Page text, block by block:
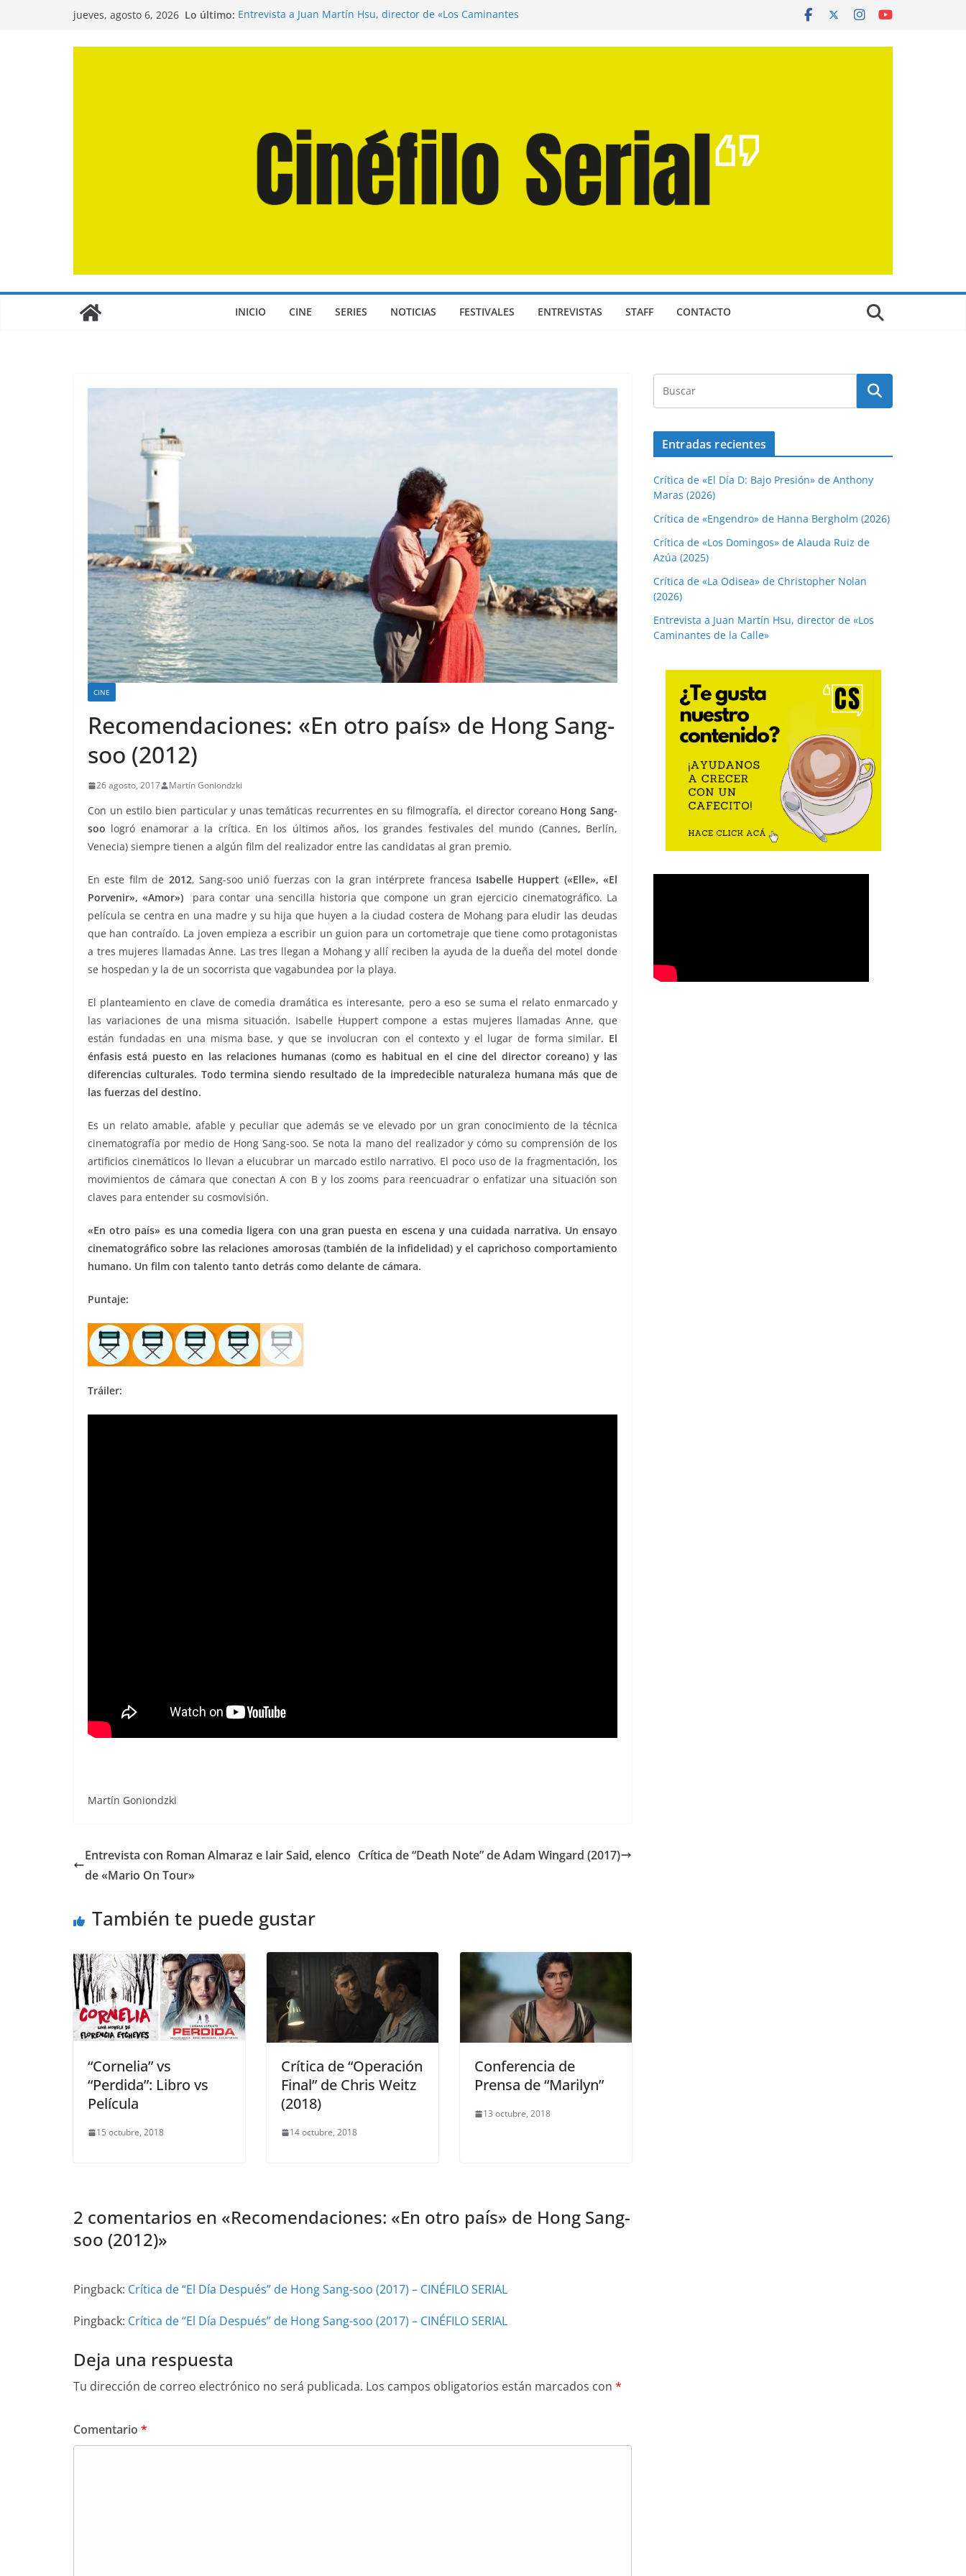
jueves, agosto 6, 2026 Lo último: Entrevista a Juan Martín Hsu, director de «Los Caminantes
INICIO CINE SERIES NOTICIAS FESTIVALES ENTREVISTAS STAFF CONTACTO
CINE
Recomendaciones: «En otro país» de Hong Sang-
soo (2012)
26 agosto, 2017 Martín Goniondzki
Con un estilo bien particular y unas temáticas recurrentes en su filmografía, el director coreanoHong Sang-
soo logró enamorar a la crítica. En los últimos años, los grandes festivales del mundo (Cannes, Berlín,
Venecia) siempre tienen a algún film del realizador entre las candidatas al gran premio.
En este film de 2012, Sang-soo unió fuerzas con la gran intérprete francesa Isabelle Huppert («Elle», «El
Porvenir», «Amor») para contar una sencilla historia que compone un gran ejercicio cinematográfico. La
película se centra en una madre y su hija que huyen a la ciudad costera de Mohang para eludir las deudas
que han contraído. La joven empieza a escribir un guion para un cortometraje que tiene como protagonistas
a tres mujeres llamadas Anne. Las tres llegan a Mohang y allí reciben la ayuda de la dueña del motel donde
se hospedan y la de un socorrista que vagabundea por la playa.
El planteamiento en clave de comedia dramática es interesante, pero a eso se suma el relato enmarcado y
las variaciones de una misma situación. Isabelle Huppert compone a estas mujeres llamadas Anne, que
están fundadas en una misma base, y que se involucran con el contexto y el lugar de forma similar. El
énfasis está puesto en las relaciones humanas (como es habitual en el cine del director coreano) y las
diferencias culturales. Todo termina siendo resultado de la impredecible naturaleza humana más que de
las fuerzas del destino.
Es un relato amable, afable y peculiar que además se ve elevado por un gran conocimiento de la técnica
cinematografía por medio de Hong Sang-soo. Se nota la mano del realizador y cómo su comprensión de los
artificios cinemáticos lo llevan a elucubrar un marcado estilo narrativo. El poco uso de la fragmentación, los
movimientos de cámara que conectan A con B y los zooms para reencuadrar o enfatizar una situación son
claves para entender su cosmovisión.
«En otro país» es una comedia ligera con una gran puesta en escena y una cuidada narrativa. Un ensayo
cinematográfico sobre las relaciones amorosas (también de la infidelidad) y el caprichoso comportamiento
humano. Un film con talento tanto detrás como delante de cámara.
Puntaje:
Tráiler:
Martín Goniondzki
Entrevista con Roman Almaraz e Iair Said, elenco
de «Mario On Tour»
Crítica de “Death Note” de Adam Wingard (2017)
También te puede gustar
“Cornelia” vs
“Perdida”: Libro vs
Película
15 octubre, 2018
Crítica de “Operación
Final” de Chris Weitz
(2018)
14 octubre, 2018
Conferencia de
Prensa de “Marilyn”
13 octubre, 2018
2 comentarios en «Recomendaciones: «En otro país» de Hong Sang-
soo (2012)»
Pingback: Crítica de “El Día Después” de Hong Sang-soo (2017) – CINÉFILO SERIAL
Pingback: Crítica de “El Día Después” de Hong Sang-soo (2017) – CINÉFILO SERIAL
Deja una respuesta
Tu dirección de correo electrónico no será publicada. Los campos obligatorios están marcados con *
Comentario *
Entradas recientes
Crítica de «El Día D: Bajo Presión» de Anthony
Maras (2026)
Crítica de «Engendro» de Hanna Bergholm (2026)
Crítica de «Los Domingos» de Alauda Ruiz de
Azúa (2025)
Crítica de «La Odisea» de Christopher Nolan
(2026)
Entrevista a Juan Martín Hsu, director de «Los
Caminantes de la Calle»